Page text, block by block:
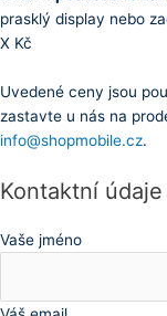
prasklý display nebo
X Kč
Uvedené ceny jsou
zastavte u nás na
info@shopmobile.cz.
Kontaktní údaje
Vaše jméno